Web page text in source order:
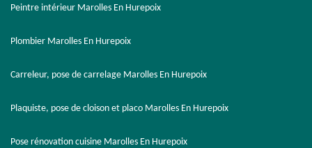
Peintre intérieur Marolles En Hurepoix
Plombier Marolles En Hurepoix
Carreleur, pose de carrelage Marolles En Hurepoix
Plaquiste, pose de cloison et placo Marolles En Hurepoix
Pose rénovation cuisine Marolles En Hurepoix